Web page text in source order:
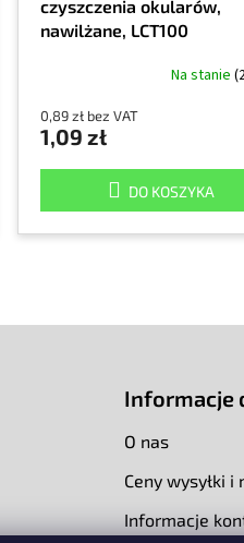
czyszczenia okularów,
nawilżane, LCT100
Na stanie
0,89 zł bez VAT
1,09 zł
DO KOSZYKA
Informacje
O nas
Ceny wysyłki i
Informacje